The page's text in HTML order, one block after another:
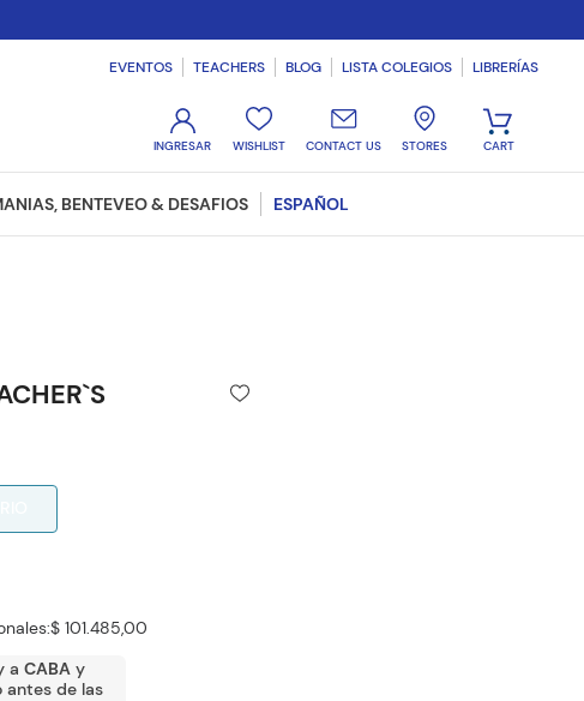
EVENTOS TEACHERS BLOG LISTA COLEGIOS LIBRERÍAS
WISHLIST CONTACT US STORES
BENTEVEO & DESAFIOS ESPAÑOL
$ 101.485,00
a CABA y
antes de las